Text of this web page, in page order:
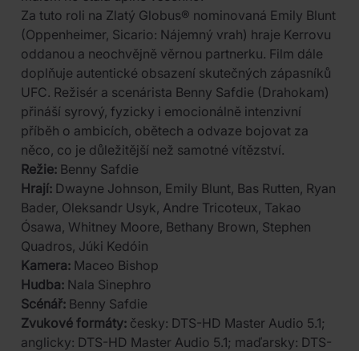
Za tuto roli na Zlatý Globus® nominovaná Emily Blunt
(Oppenheimer, Sicario: Nájemný vrah) hraje Kerrovu
oddanou a neochvějně věrnou partnerku. Film dále
doplňuje autentické obsazení skutečných zápasníků
UFC. Režisér a scenárista Benny Safdie (Drahokam)
přináší syrový, fyzicky i emocionálně intenzivní
příběh o ambicích, obětech a odvaze bojovat za
něco, co je důležitější než samotné vítězství.
Režie: Benny Safdie
Hrají: Dwayne Johnson, Emily Blunt, Bas Rutten, Ryan
Bader, Oleksandr Usyk, Andre Tricoteux, Takao
Ósawa, Whitney Moore, Bethany Brown, Stephen
Quadros, Júki Kedóin
Kamera: Maceo Bishop
Hudba: Nala Sinephro
Scénář: Benny Safdie
Zvukové formáty: česky: DTS-HD Master Audio 5.1;
anglicky: DTS-HD Master Audio 5.1; maďarsky: DTS-